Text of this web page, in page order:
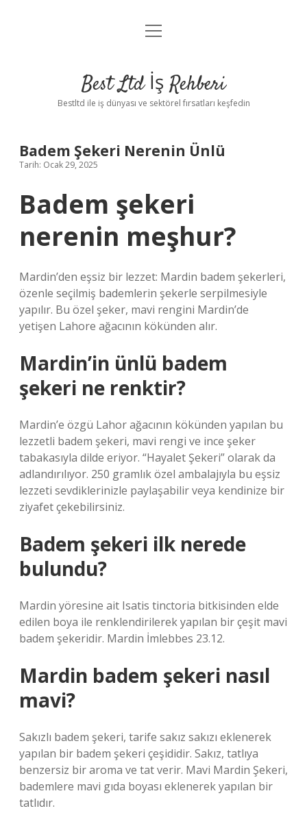
Anasayfa
Yasal Uyarı
menüyü
Best Ltd İş Rehberi
Bestltd ile iş dünyası ve sektörel fırsatları keşfedin
Badem Şekeri Nerenin Ünlü
Tarih: Ocak 29, 2025
Badem şekeri
nerenin meşhur?
Mardin’den eşsiz bir lezzet: Mardin badem şekerleri,
özenle seçilmiş bademlerin şekerle serpilmesiyle
yapılır. Bu özel şeker, mavi rengini Mardin’de
yetişen Lahore ağacının kökünden alır.
Mardin’in ünlü badem
şekeri ne renktir?
Mardin’e özgü Lahor ağacının kökünden yapılan bu
lezzetli badem şekeri, mavi rengi ve ince şeker
tabakasıyla dilde eriyor. “Hayalet Şekeri” olarak da
adlandırılıyor. 250 gramlık özel ambalajıyla bu eşsiz
lezzeti sevdiklerinizle paylaşabilir veya kendinize bir
ziyafet çekebilirsiniz.
Badem şekeri ilk nerede
bulundu?
Mardin yöresine ait Isatis tinctoria bitkisinden elde
edilen boya ile renklendirilerek yapılan bir çeşit mavi
badem şekeridir. Mardin İmlebbes 23.12.
Mardin badem şekeri nasıl
mavi?
Sakızlı badem şekeri, tarife sakız sakızı eklenerek
yapılan bir badem şekeri çeşididir. Sakız, tatlıya
benzersiz bir aroma ve tat verir. Mavi Mardin Şekeri,
bademlere mavi gıda boyası eklenerek yapılan bir
tatlıdır.